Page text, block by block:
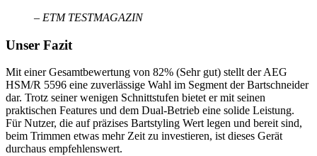
– ETM TESTMAGAZIN
Unser Fazit
Mit einer Gesamtbewertung von 82% (Sehr gut) stellt der AEG
HSM/R 5596 eine zuverlässige Wahl im Segment der Bartschneider
dar. Trotz seiner wenigen Schnittstufen bietet er mit seinen
praktischen Features und dem Dual-Betrieb eine solide Leistung.
Für Nutzer, die auf präzises Bartstyling Wert legen und bereit sind,
beim Trimmen etwas mehr Zeit zu investieren, ist dieses Gerät
durchaus empfehlenswert.